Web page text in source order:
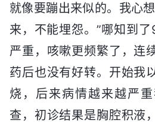
就像要蹦出来似的。我心
来，不能埋怨。”哪知到
严重，咳嗽更频繁了，连
药后也没有好转。开始我
烧，后来病情越来越严
查，初诊结果是胸腔积液